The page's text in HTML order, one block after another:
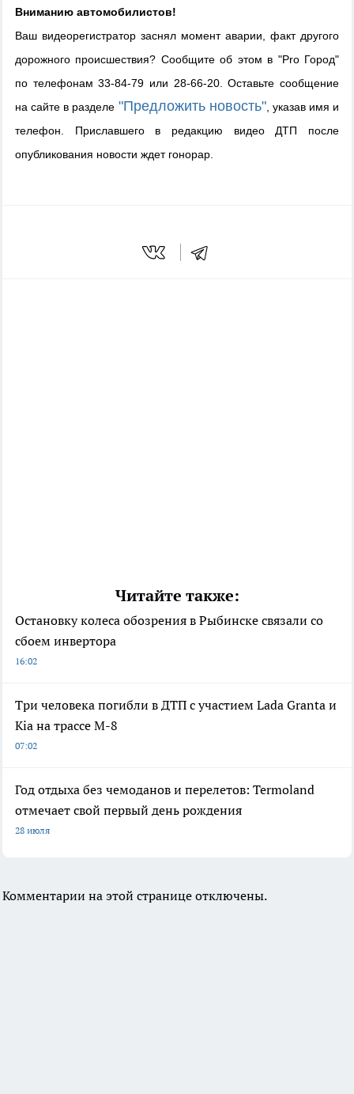
Вниманию автомобилистов!
Ваш видеорегистратор заснял момент аварии, факт другого
дорожного происшествия? Сообщите об этом в "Pro Город"
по телефонам 33-84-79 или 28-66-20. Оставьте сообщение
на сайте в разделе "Предложить новость", указав имя и
телефон. Приславшего в редакцию видео ДТП после
опубликования новости ждет гонорар.
Читайте также:
Остановку колеса обозрения в Рыбинске связали со
сбоем инвертора
16:02
Три человека погибли в ДТП с участием Lada Granta и
Kia на трассе М-8
07:02
Год отдыха без чемоданов и перелетов: Termoland
отмечает свой первый день рождения
28 июля
Комментарии на этой странице отключены.